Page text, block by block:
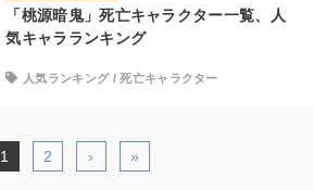
「桃源暗鬼」死亡キャラクター一覧、人
気キャラランキング
人気ランキング/死亡キャラクター
1 2 › »